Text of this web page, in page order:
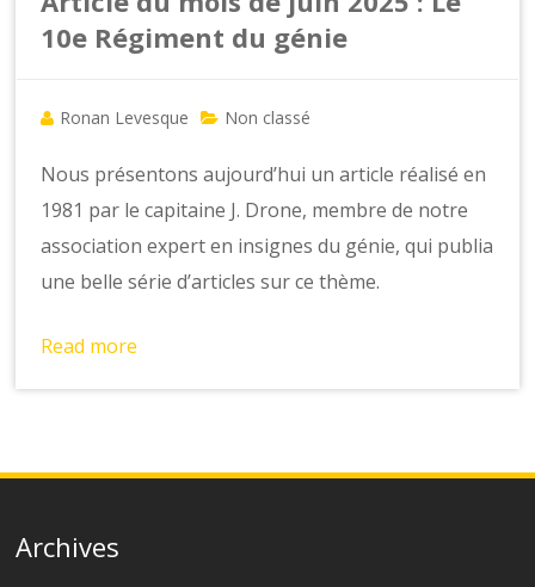
n
s
10e Régiment du génie
Ronan Levesque Non classé
Nous présentons aujourd’hui un article réalisé en
1981 par le capitaine J. Drone, membre de notre
association expert en insignes du génie, qui publia
une belle série d’articles sur ce thème.
Read more
Archives